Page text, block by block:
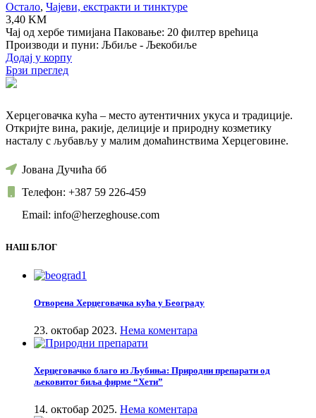
Остало, Чајеви, екстракти и тинктуре
3,40 KM
Чај од хербе тимијана Паковање: 20 филтер врећица
Производи и пуни: Љбиље - Љекобиље
Додај у корпу
Брзи преглед
Херцеговачка кућа – место аутентичних укуса и традиције.
Откријте вина, ракије, делиције и природну козметику
насталу с љубављу у малим домаћинствима Херцеговине.
Јована Дучића бб
Телефон: +387 59 226-459
Email: info@herzeghouse.com
НАШ БЛОГ
Отворена Херцеговачка кућа у Београду
23. октобар 2023. Нема коментара
Херцеговачко благо из Љубиња: Природни препарати од
љековитог биља фирме “Хети”
14. октобар 2025. Нема коментара